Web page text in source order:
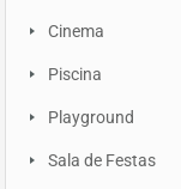
Cinema
Piscina
Playground
Sala de Festas